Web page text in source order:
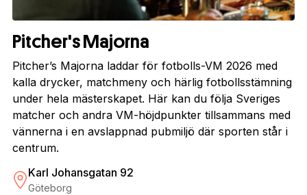
Pitcher's Majorna
Pitcher’s Majorna laddar för fotbolls-VM 2026 med
kalla drycker, matchmeny och härlig fotbollsstämning
under hela mästerskapet. Här kan du följa Sveriges
matcher och andra VM-höjdpunkter tillsammans med
vännerna i en avslappnad pubmiljö där sporten står i
centrum.
Karl Johansgatan 92
Göteborg